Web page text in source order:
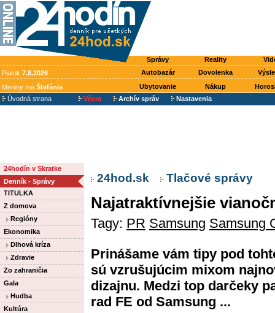
Správy Reality
Piatok 7.8.2026 Autobazár Dovolenka
Meniny má Štefánia Ubytovanie Nákup
Úvodná strana
Včera Archív správ Nastavenia
24hodín v Skratke
Denník - Správy
TITULKA
Z domova
Regióny
Ekonomika
Dlhová kríza
Zdravie
Zo zahraničia
Gala
Hudba
Kultúra
24hod.sk Tlačové správy
Najatraktívnejšie
Tagy: PR Samsung Samsung
Prinášame vám tipy pod
sú vzrušujúcim mixom
dizajnu. Medzi top darčeky
rad FE od Samsung ...